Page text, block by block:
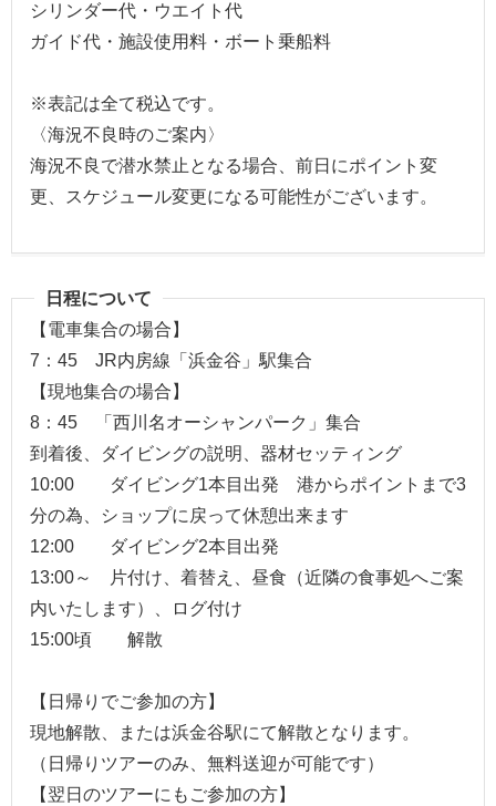
シリンダー代・ウエイト代
ガイド代・施設使用料・ボート乗船料
※表記は全て税込です。
〈海況不良時のご案内〉
海況不良で潜水禁止となる場合、前日にポイント変
更、スケジュール変更になる可能性がございます。
日程について
【電車集合の場合】
7：45 JR内房線「浜金谷」駅集合
【現地集合の場合】
8：45 「西川名オーシャンパーク」集合
到着後、ダイビングの説明、器材セッティング
10:00 ダイビング1本目出発 港からポイントまで3
分の為、ショップに戻って休憩出来ます
12:00 ダイビング2本目出発
13:00～ 片付け、着替え、昼食（近隣の食事処へご案
内いたします）、ログ付け
15:00頃 解散
【日帰りでご参加の方】
現地解散、または浜金谷駅にて解散となります。
（日帰りツアーのみ、無料送迎が可能です）
【翌日のツアーにもご参加の方】